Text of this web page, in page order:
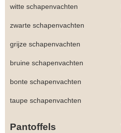
witte schapenvachten
zwarte schapenvachten
grijze schapenvachten
bruine schapenvachten
bonte schapenvachten
taupe schapenvachten
Pantoffels